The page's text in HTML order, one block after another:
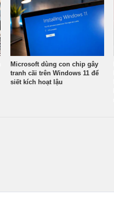
Microsoft dùng con chip gây
tranh cãi trên Windows 11 để
siết kích hoạt lậu